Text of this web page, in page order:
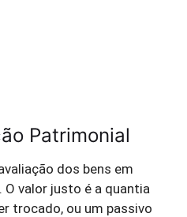
Patrimonial
dos bens em
valor justo é a quantia
trocado, ou um passivo